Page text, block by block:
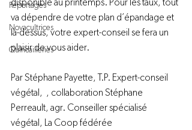
Reportages
Novacultrices
Quincailleries
disponible au printemps. Pour les taux, tout
va dépendre de votre plan d’épandage et
là-dessus, votre expert-conseil se fera un
plaisir de vous aider.
Par Stéphane Payette, T.P. Expert-conseil
végétal,  , collaboration Stéphane
Perreault, agr. Conseiller spécialisé
végétal,
La Coop fédérée